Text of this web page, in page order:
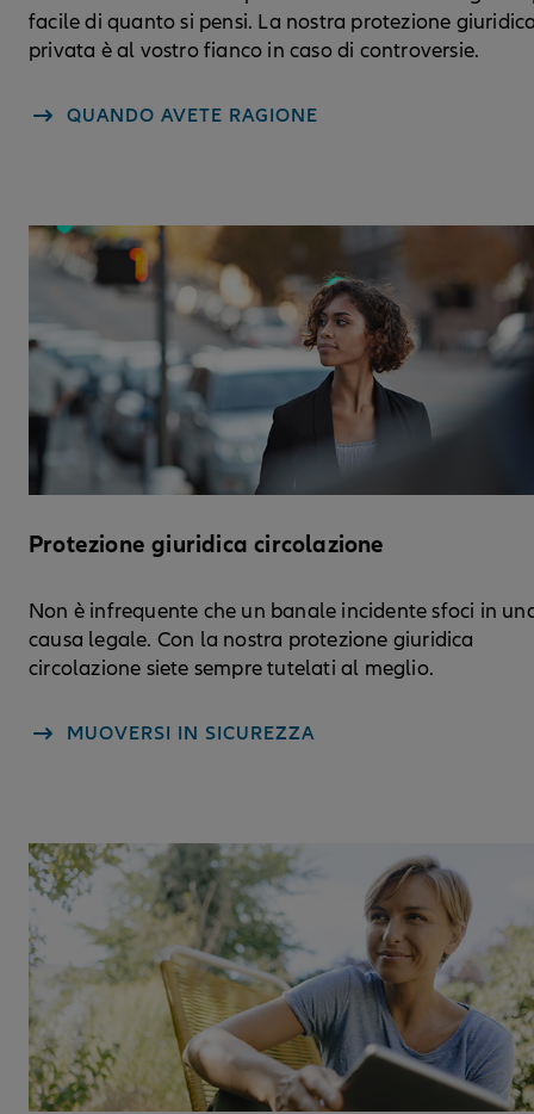
facile di quanto si pensi. La nostra protezione
privata è al vostro fianco in caso di controversie.
QUANDO AVETE RAGIONE
Protezione giuridica circolazione
Non è infrequente che un banale incidente sfoci in
causa legale. Con la nostra protezione giuridica
circolazione siete sempre tutelati al meglio.
MUOVERSI IN SICUREZZA